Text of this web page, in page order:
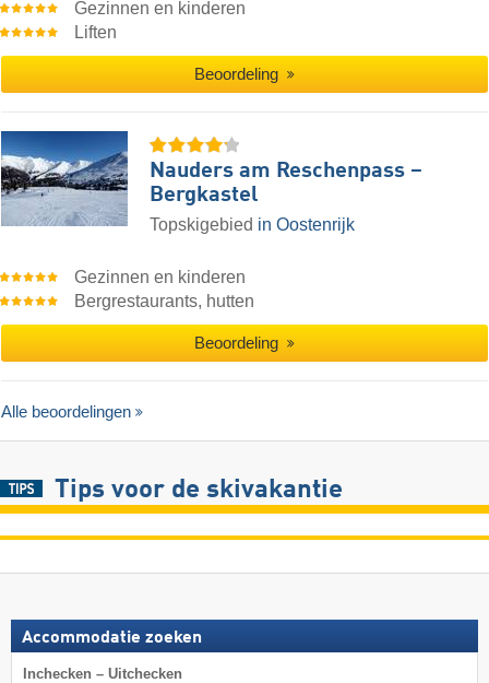
Gezinnen en kinderen
Liften
Beoordeling
Nauders am Reschenpass –
Bergkastel
Topskigebied in Oostenrijk
Gezinnen en kinderen
Bergrestaurants, hutten
Beoordeling
Alle beoordelingen
Tips voor de skivakantie
Accommodatie zoeken
Inchecken – Uitchecken